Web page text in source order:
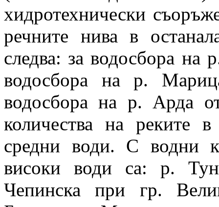
хидротехнически
речните нива в
следва: за водосбора
водосбора на р.
водосбора на р. Арда
количества на реките
средни води. С водни
високи води са: р.
Чепинска при гр.